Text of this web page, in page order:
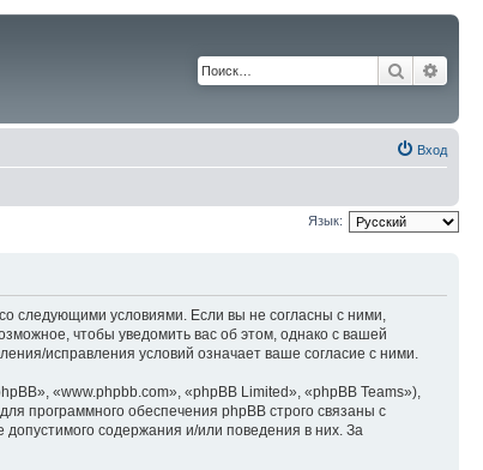
Поиск
Вход
Язык:
следующими условиями. Если вы не согласны с ними,
чтобы уведомить вас об этом, однако с вашей
исправления условий означает ваше согласие с ними.
«www.phpbb.com», «phpBB Limited», «phpBB Teams»),
программного обеспечения phpBB строго связаны с
содержания и/или поведения в них. За